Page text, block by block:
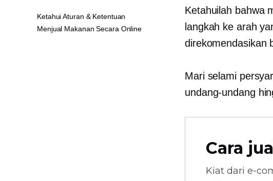
Ketahuilah bahwa
langkah ke arah
direkomendasikan
Mari selami
undang-undang
Cara
Kiat dari e-
Ketahui Aturan & Ketentuan
Menjual Makanan Secara Online